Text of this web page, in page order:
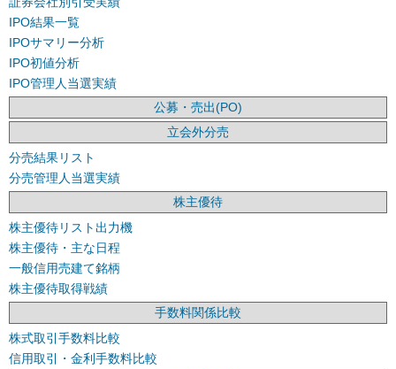
IPO結果一覧
IPOサマリー分析
IPO初値分析
IPO管理人当選実績
公募・売出(PO)
立会外分売
分売結果リスト
分売管理人当選実績
株主優待
株主優待リスト出力機
株主優待・主な日程
一般信用売建て銘柄
株主優待取得戦績
手数料関係比較
株式取引手数料比較
信用取引・金利手数料比較